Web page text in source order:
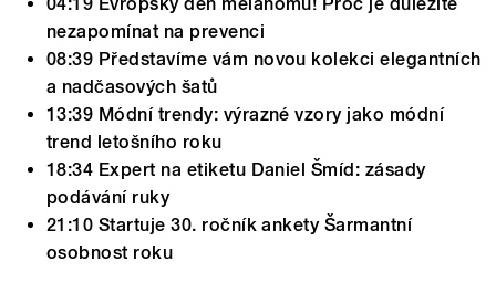
nezapomínat na prevenci
08:39 Představíme vám novou kolekci elegantních
a nadčasových šatů
13:39 Módní trendy: výrazné vzory jako módní
trend letošního roku
18:34 Expert na etiketu Daniel Šmíd: zásady
podávání ruky
21:10 Startuje 30. ročník ankety Šarmantní
osobnost roku